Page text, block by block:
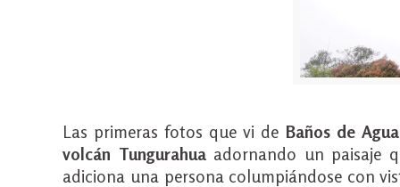
Las primeras fotos que vi de Baños de
volcán Tungurahuaadornando un paisaje
adiciona una persona columpiándose con